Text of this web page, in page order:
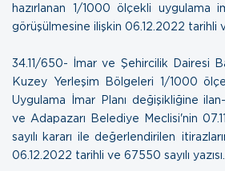
hazırlanan 1/1000 ölçekli uygulama
görüşülmesine ilişkin 06.12.2022 tarihli
34.11/650- İmar ve Şehircilik Dairesi
Kuzey Yerleşim Bölgeleri 1/1000
Uygulama İmar Planı değişikliğine
ve Adapazarı Belediye Meclisi'nin
sayılı kararı ile değerlendirilen
06.12.2022 tarihli ve 67550 sayılı yazısı.